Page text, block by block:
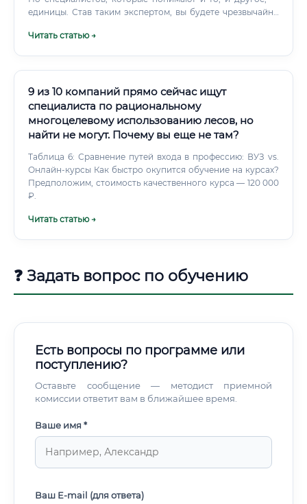
единицы. Став таким экспертом, вы будете чрезвычайно
Читать статью →
9 из 10 компаний прямо сейчас ищут
специалиста по рациональному
многоцелевому использованию лесов, но
найти не могут. Почему вы еще не там?
Таблица 6: Сравнение путей входа в профессию: ВУЗ vs.
Онлайн-курсы Как быстро окупится обучение на курсах?
Предположим, стоимость качественного курса — 120 000
₽.
Читать статью →
❓ Задать вопрос по обучению
Есть вопросы по программе или
поступлению?
Оставьте сообщение — методист приемной
комиссии ответит вам в ближайшее время.
Ваше имя *
Ваш E-mail (для ответа)